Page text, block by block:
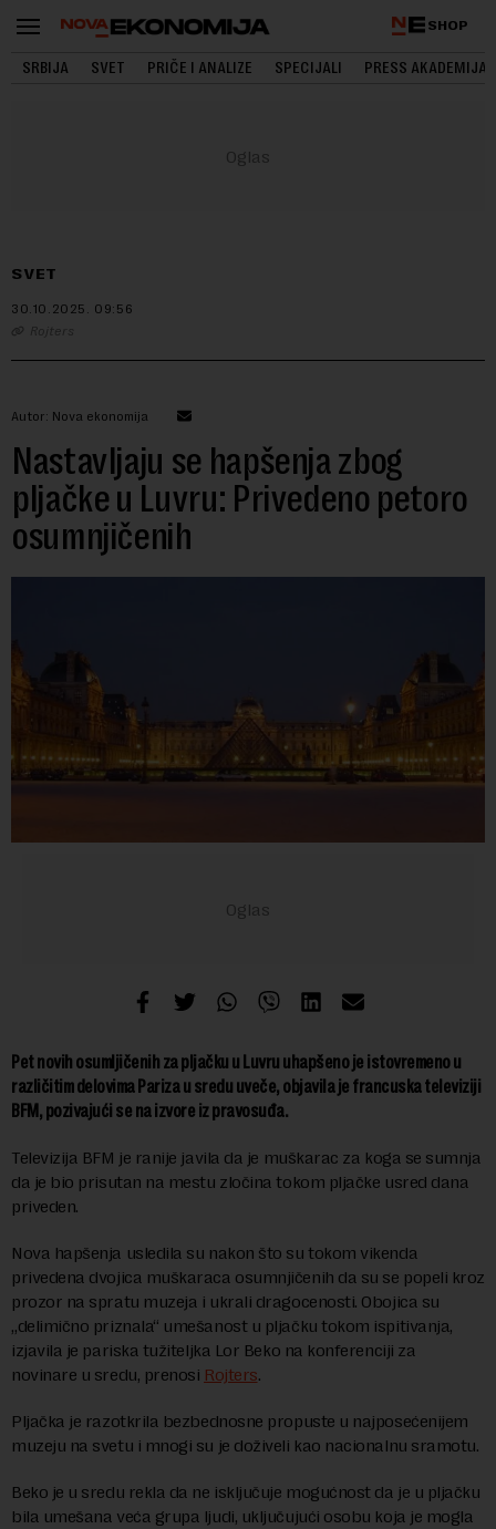
SHOP
SRBIJA SVET PRIČE I ANALIZE SPECIJALI PRESS AKADEMIJA
SVET
30.10.2025. 09:56
Rojters
Autor: Nova ekonomija
Nastavljaju se hapšenja zbog
pljačke u Luvru: Privedeno petoro
osumnjičenih
Pet novih osumljičenih za pljačku u Luvru uhapšeno je istovremeno u
različitim delovima Pariza u sredu uveče, objavila je francuska televiziji
BFM, pozivajući se na izvore iz pravosuđa.
Televizija BFM je ranije javila da je muškarac za koga se sumnja
da je bio prisutan na mestu zločina tokom pljačke usred dana
priveden.
Nova hapšenja usledila su nakon što su tokom vikenda
privedena dvojica muškaraca osumnjičenih da su se popeli kroz
prozor na spratu muzeja i ukrali dragocenosti. Obojica su
„delimično priznala“ umešanost u pljačku tokom ispitivanja,
izjavila je pariska tužiteljka Lor Beko na konferenciji za
novinare u sredu, prenosi Rojters.
Pljačka je razotkrila bezbednosne propuste u najposećenijem
muzeju na svetu i mnogi su je doživeli kao nacionalnu sramotu.
Beko je u sredu rekla da ne isključuje mogućnost da je u pljačku
bila umešana veća grupa ljudi, uključujući osobu koja je mogla